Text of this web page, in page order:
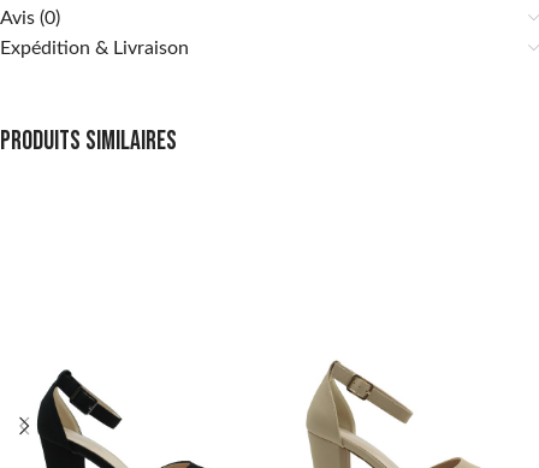
Avis (0)
Expédition & Livraison
Produits similaires